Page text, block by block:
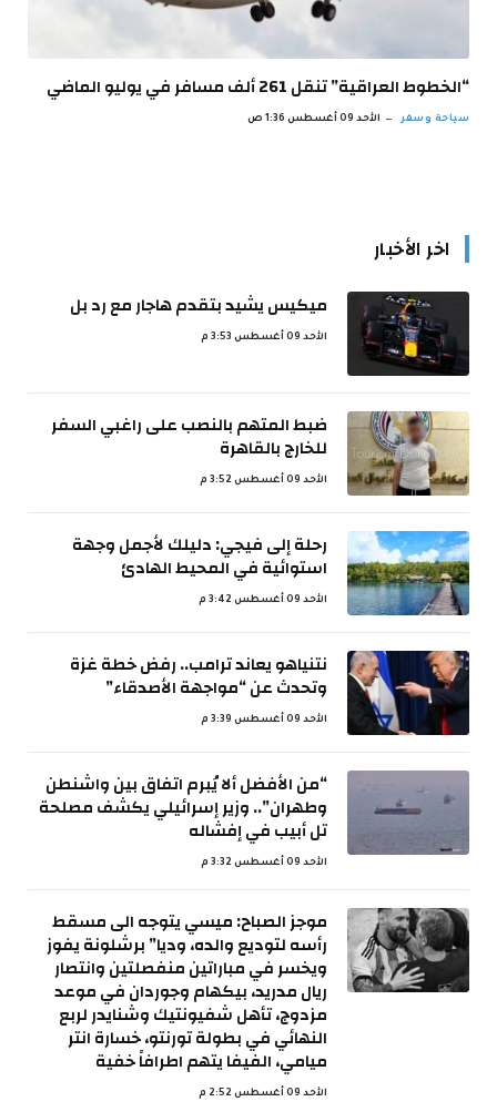
“الخطوط العراقية” تنقل 261 ألف مسافر في يوليو الماضي
سياحة وسفر الأحد 09 أغسطس 1:36 ص
اخر الأخبار
ميكيس يشيد بتقدم هاجار مع رد بل
الأحد 09 أغسطس 3:53 م
ضبط المتهم بالنصب على راغبي السفر
للخارج بالقاهرة
الأحد 09 أغسطس 3:52 م
رحلة إلى فيجي: دليلك لأجمل وجهة
استوائية في المحيط الهادئ
الأحد 09 أغسطس 3:42 م
نتنياهو يعاند ترامب.. رفض خطة غزة
وتحدث عن “مواجهة الأصدقاء”
الأحد 09 أغسطس 3:39 م
“من الأفضل ألا يُبرم اتفاق بين واشنطن
وطهران”.. وزير إسرائيلي يكشف مصلحة
تل أبيب في إفشاله
الأحد 09 أغسطس 3:32 م
موجز الصباح: ميسي يتوجه الى مسقط
رأسه لتوديع والده، وديا” برشلونة يفوز
ويخسر في مباراتين منفصلتين وانتصار
ريال مدريد، بيكهام وجوردان في موعد
مزدوج، تأهل شفيونتيك وشنايدر لربع
النهائي في بطولة تورنتو، خسارة انتر
ميامي، الفيفا يتهم اطرافاً خفية
الأحد 09 أغسطس 2:52 م